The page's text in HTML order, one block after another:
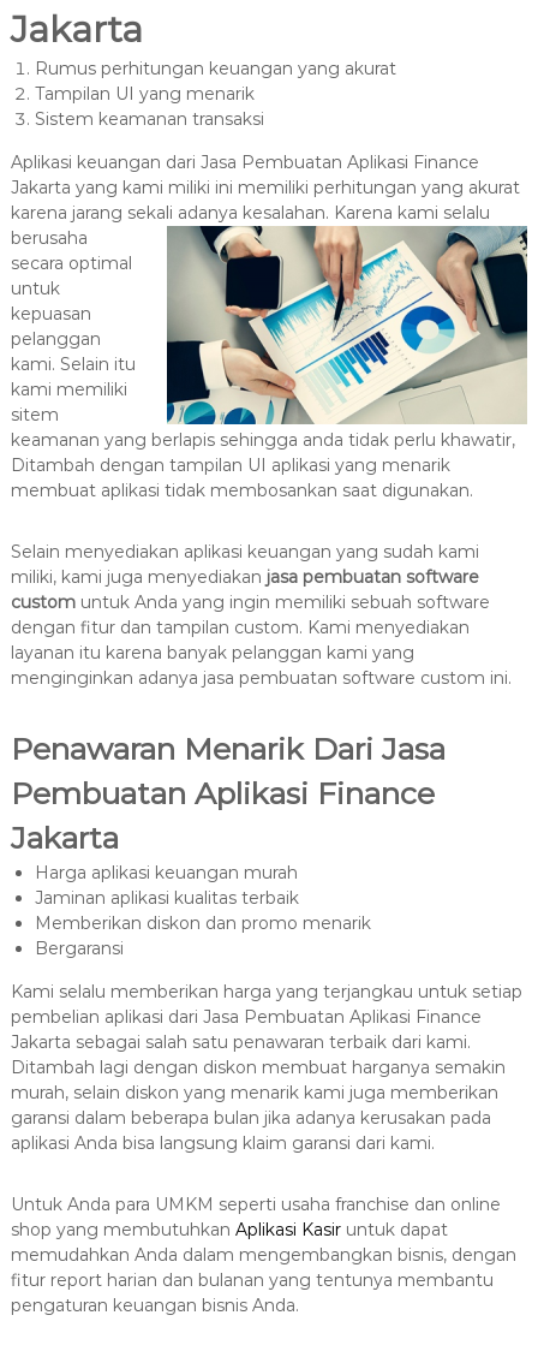
Jakarta
Rumus perhitungan keuangan yang akurat
Tampilan UI yang menarik
Sistem keamanan transaksi
Aplikasi keuangan dari Jasa Pembuatan Aplikasi Finance
Jakarta yang kami miliki ini memiliki perhitungan yang akurat
karena jarang sekali adanya kesalahan. Karena kami selalu
berusaha
secara optimal
untuk
kepuasan
pelanggan
kami. Selain itu
kami memiliki
sitem
keamanan yang berlapis sehingga anda tidak perlu khawatir,
Ditambah dengan tampilan UI aplikasi yang menarik
membuat aplikasi tidak membosankan saat digunakan.
Selain menyediakan aplikasi keuangan yang sudah kami
miliki, kami juga menyediakan jasa pembuatan software
custom untuk Anda yang ingin memiliki sebuah software
dengan fitur dan tampilan custom. Kami menyediakan
layanan itu karena banyak pelanggan kami yang
menginginkan adanya jasa pembuatan software custom ini.
Penawaran Menarik Dari Jasa
Pembuatan Aplikasi Finance
Jakarta
Harga aplikasi keuangan murah
Jaminan aplikasi kualitas terbaik
Memberikan diskon dan promo menarik
Bergaransi
Kami selalu memberikan harga yang terjangkau untuk setiap
pembelian aplikasi dari Jasa Pembuatan Aplikasi Finance
Jakarta sebagai salah satu penawaran terbaik dari kami.
Ditambah lagi dengan diskon membuat harganya semakin
murah, selain diskon yang menarik kami juga memberikan
garansi dalam beberapa bulan jika adanya kerusakan pada
aplikasi Anda bisa langsung klaim garansi dari kami.
Untuk Anda para UMKM seperti usaha franchise dan online
shop yang membutuhkan Aplikasi Kasiruntuk dapat
memudahkan Anda dalam mengembangkan bisnis, dengan
fitur report harian dan bulanan yang tentunya membantu
pengaturan keuangan bisnis Anda.